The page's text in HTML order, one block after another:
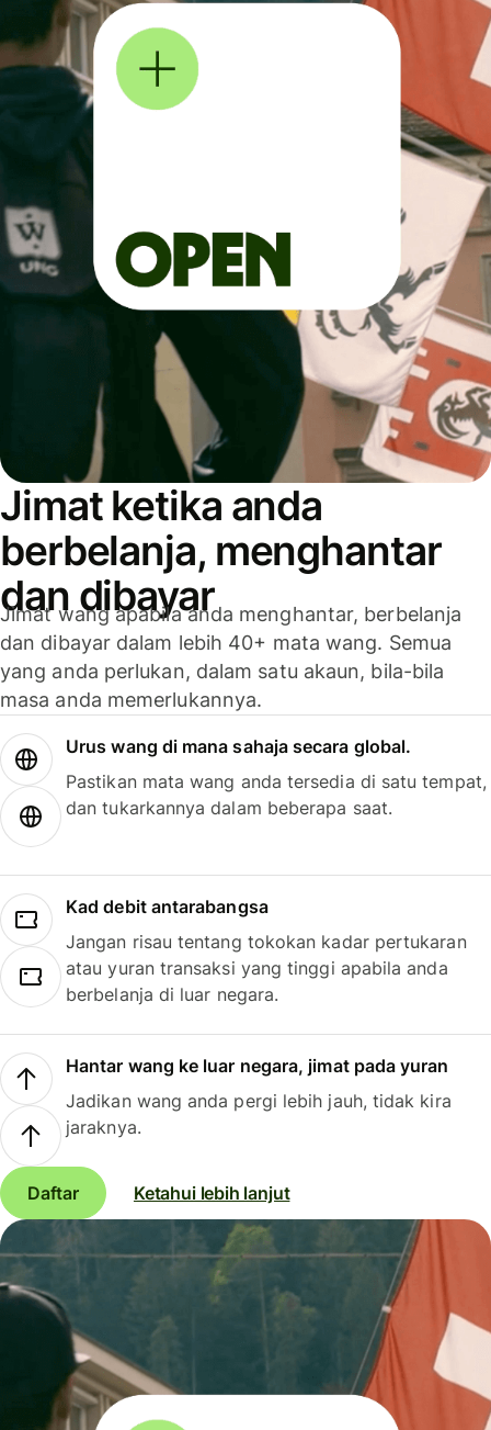
Jimat ketika anda
berbelanja, menghantar
dan dibayar
Jimat wang apabila anda menghantar, berbelanja
dan dibayar dalam lebih 40+ mata wang. Semua
yang anda perlukan, dalam satu akaun, bila-bila
masa anda memerlukannya.
Urus wang di mana sahaja secara global.
Pastikan mata wang anda tersedia di satu tempat,
dan tukarkannya dalam beberapa saat.
Kad debit antarabangsa
Jangan risau tentang tokokan kadar pertukaran
atau yuran transaksi yang tinggi apabila anda
berbelanja di luar negara.
Hantar wang ke luar negara, jimat pada yuran
Jadikan wang anda pergi lebih jauh, tidak kira
jaraknya.
Daftar Ketahui lebih lanjut